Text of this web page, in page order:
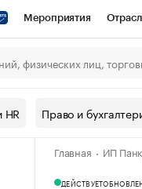
Мероприятия
СПб Спецпроекты
Рынок наличной валюты
Право и
Главная ИП
ДЕЙСТВУЕТ